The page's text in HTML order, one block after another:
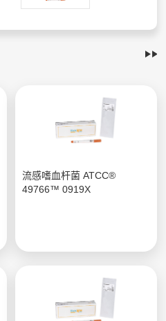
流感嗜血杆菌 ATCC®
49766™ 0919X